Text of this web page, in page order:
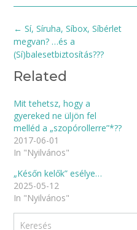
Post
navigation
← Sí, Síruha, Síbox, Síbérlet
megvan? …és a
(Sí)balesetbiztosítás???
Related
Mit tehetsz, hogy a
gyereked ne üljön fel
melléd a „szopórollerre”*??
2017-06-01
In "Nyilvános"
„Későn kelők” esélye…
2025-05-12
In "Nyilvános"